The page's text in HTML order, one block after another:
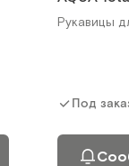
Рукавицы
Под